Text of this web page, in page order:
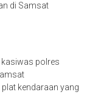
di Samsat
kasiwas polres
kendaraan yang